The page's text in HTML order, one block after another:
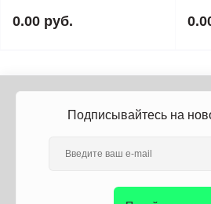
0.00 руб.
Подписывайтесь на